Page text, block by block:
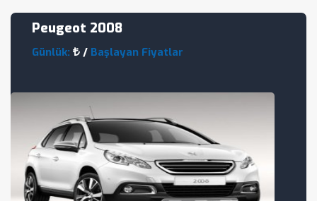
Peugeot 2008
Günlük: / Başlayan Fiyatlar